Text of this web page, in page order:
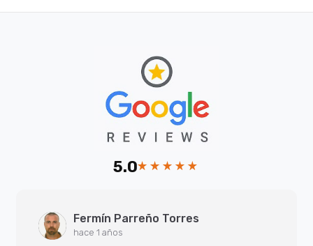
5.0
Fermín Parreño Torres
hace 1 años